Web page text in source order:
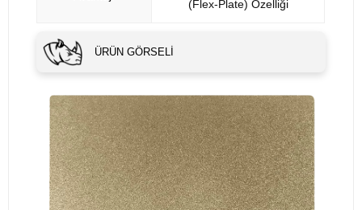
(Flex-Plate) Özelliği
ÜRÜN GÖRSELI